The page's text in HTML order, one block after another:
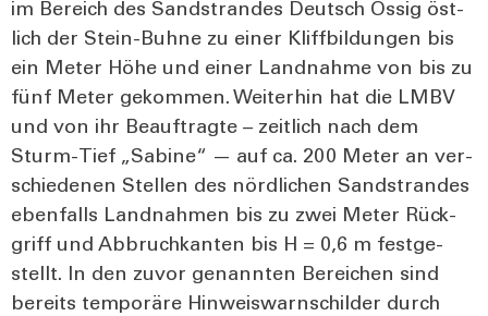
im Bereich des Sand­stran­des Deutsch Ossig öst­
lich der Stein-Buh­ne zu einer Kliff­bil­dun­gen bis
ein Meter Höhe und einer Land­nah­me von bis zu
fünf Meter gekom­men. Wei­ter­hin hat die LMBV
und von ihr Beauf­trag­te – zeit­lich nach dem
Sturm-Tief „Sabi­ne“ — auf ca. 200 Meter an ver­
schie­de­nen Stel­len des nörd­li­chen Sand­stran­des
eben­falls Land­nah­men bis zu zwei Meter Rück­
griff und Abbruch­kan­ten bis H = 0,6 m fest­ge­
stellt. In den zuvor genann­ten Berei­chen sind
bereits tem­po­rä­re Hin­weis­warn­schil­der durch